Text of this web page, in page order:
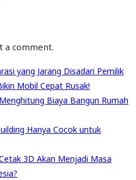
a comment.
yang Jarang Disadari Pemilik
Mobil Cepat Rusak!
Biaya Bangun Rumah
Hanya Cocok untuk
3D Akan Menjadi Masa